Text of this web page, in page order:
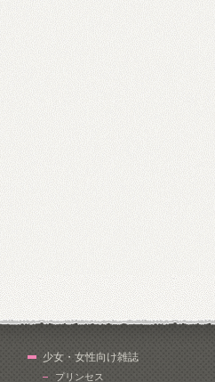
少女・女性向け雑誌
プリンセス